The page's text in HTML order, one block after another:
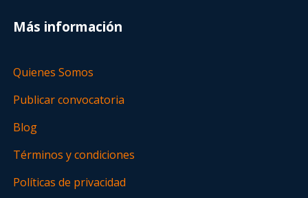
Más información
Quienes Somos
Publicar convocatoria
Blog
Términos y condiciones
Políticas de privacidad